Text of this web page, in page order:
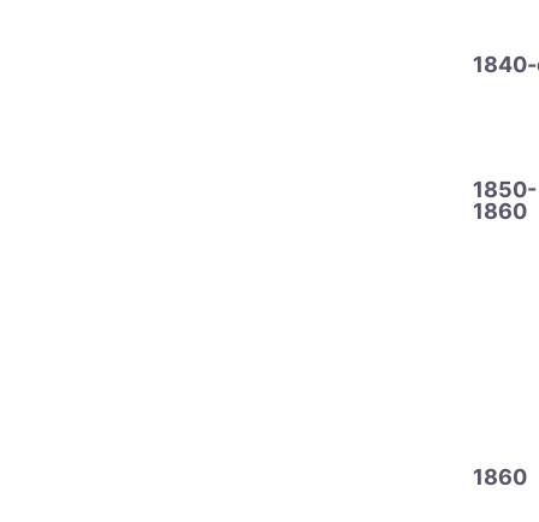
1850-
1860
1860